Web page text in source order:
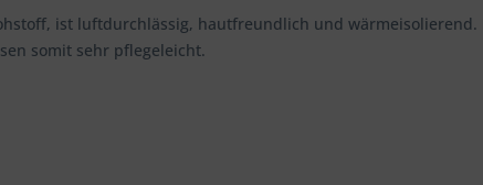
ist luftdurchlässig, hautfreundlich und
somit sehr pflegeleicht.